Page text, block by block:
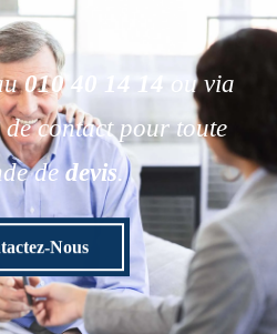
010 40 14 14
ou via
contact pour toute
de devis.
Nous